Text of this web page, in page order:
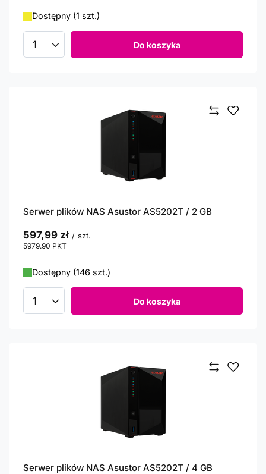
Dostępny (1 szt.)
Ilość produktów Do koszyka
Serwer plików NAS Asustor AS5202T / 2 GB
597,99 zł / szt.
5979.90 PKT
Dostępny (146 szt.)
Ilość produktów Do koszyka
Serwer plików NAS Asustor AS5202T / 4 GB